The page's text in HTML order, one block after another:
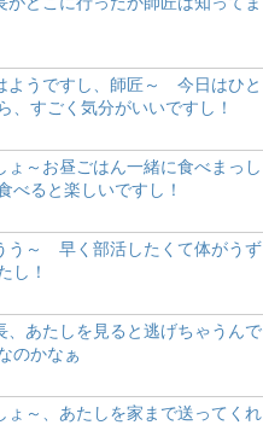
ようですし、師匠～ 今日はひと
、すごく気分がいいですし！
ょ～お昼ごはん一緒に食べまっし
ると楽しいですし！
う～ 早く部活したくて体がうず
し！
、あたしを見ると逃げちゃうんで
のかなぁ
ょ～、あたしを家まで送ってくれ